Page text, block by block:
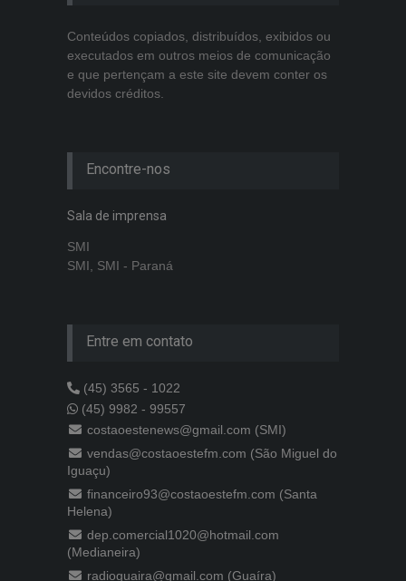
Conteúdos copiados, distribuídos, exibidos ou
executados em outros meios de comunicação
e que pertençam a este site devem conter os
devidos créditos.
Encontre-nos
Sala de imprensa
SMI
SMI, SMI - Paraná
Entre em contato
(45) 3565 - 1022
(45) 9982 - 99557
costaoestenews@gmail.com (SMI)
vendas@costaoestefm.com (São Miguel do
Iguaçu)
financeiro93@costaoestefm.com (Santa
Helena)
dep.comercial1020@hotmail.com
(Medianeira)
radioguaira@gmail.com (Guaíra)